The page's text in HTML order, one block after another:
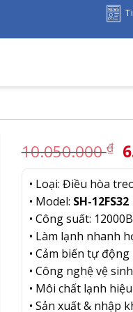
10.050.000₫
• Loại: Điều hòa
• Model: SH-12FS32
• Công suất:
• Làm lạnh nhanh
• Cảm biến tự
• Công nghệ vệ
• Môi chất lạnh
• Sản xuất & nhập